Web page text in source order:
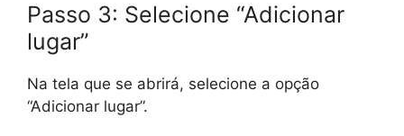
Passo 3: Selecione “Adicionar
lugar”
Na tela que se abrirá, selecione a opção
“Adicionar lugar”.